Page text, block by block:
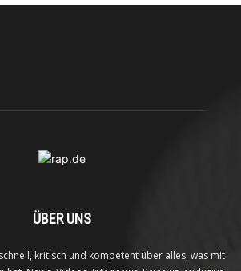
ÜBER UNS
kritisch und kompetent über alles, was mit